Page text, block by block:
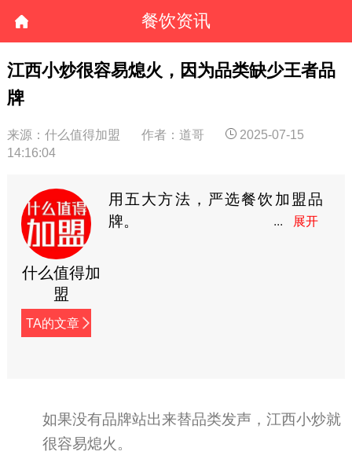
餐饮资讯
江西小炒很容易熄火，因为品类缺少王者品
牌
来源：什么值得加盟 作者：道哥
2025-07-15
14:16:04
什么值得加
盟
TA的文章
用五大方法，严选餐饮加盟品
牌。
如果没有品牌站出来替品类发声，江西小炒就
很容易熄火。